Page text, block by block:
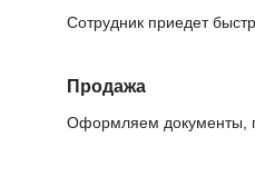
Сотрудник приедет
Продажа
Оформляем документы,